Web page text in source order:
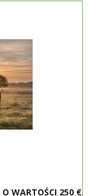
O WARTOŚCI 250 €